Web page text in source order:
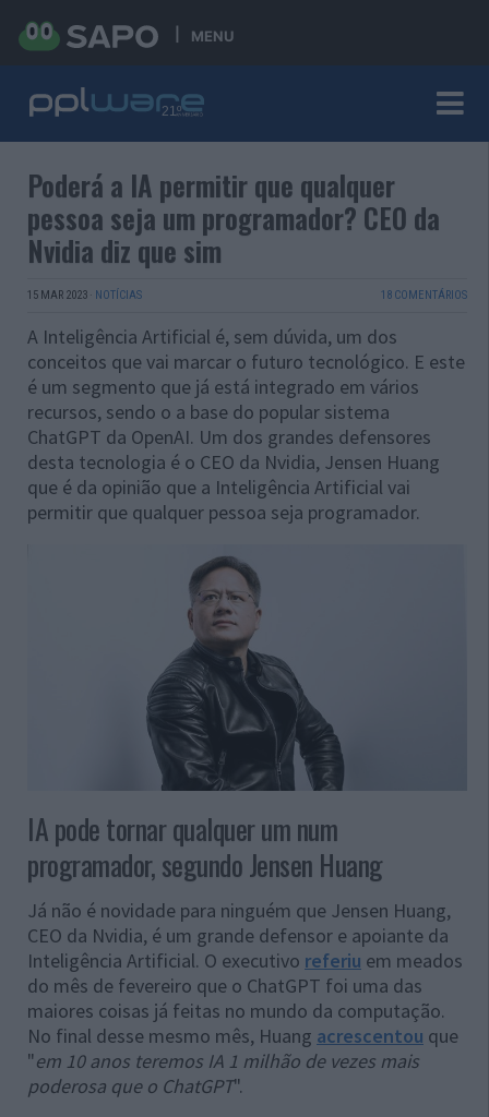
MENU
Poderá a IA permitir que qualquer
pessoa seja um programador? CEO da
Nvidia diz que sim
15 MAR 2023 · NOTÍCIAS 18 COMENTÁRIOS
A Inteligência Artificial é, sem dúvida, um dos
conceitos que vai marcar o futuro tecnológico. E este
é um segmento que já está integrado em vários
recursos, sendo o a base do popular sistema
ChatGPT da OpenAI. Um dos grandes defensores
desta tecnologia é o CEO da Nvidia, Jensen Huang
que é da opinião que a Inteligência Artificial vai
permitir que qualquer pessoa seja programador.
IA pode tornar qualquer um num
programador, segundo Jensen Huang
Já não é novidade para ninguém que Jensen Huang,
CEO da Nvidia, é um grande defensor e apoiante da
Inteligência Artificial. O executivo referiu em meados
do mês de fevereiro que o ChatGPT foi uma das
maiores coisas já feitas no mundo da computação.
No final desse mesmo mês, Huang acrescentou que
"em 10 anos teremos IA 1 milhão de vezes mais
poderosa que o ChatGPT".